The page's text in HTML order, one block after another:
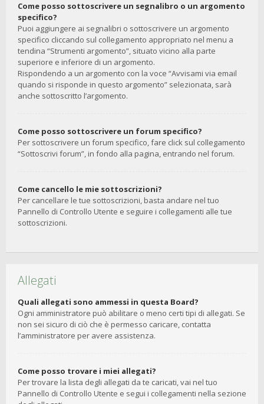
Come posso sottoscrivere un segnalibro o un argomento
specifico?
Puoi aggiungere ai segnalibri o sottoscrivere un argomento
specifico cliccando sul collegamento appropriato nel menu a
tendina “Strumenti argomento”, situato vicino alla parte
superiore e inferiore di un argomento.
Rispondendo a un argomento con la voce “Avvisami via email
quando si risponde in questo argomento” selezionata, sarà
anche sottoscritto l’argomento.
Come posso sottoscrivere un forum specifico?
Per sottoscrivere un forum specifico, fare click sul collegamento
“Sottoscrivi forum”, in fondo alla pagina, entrando nel forum.
Come cancello le mie sottoscrizioni?
Per cancellare le tue sottoscrizioni, basta andare nel tuo
Pannello di Controllo Utente e seguire i collegamenti alle tue
sottoscrizioni.
Allegati
Quali allegati sono ammessi in questa Board?
Ogni amministratore può abilitare o meno certi tipi di allegati. Se
non sei sicuro di ciò che è permesso caricare, contatta
l’amministratore per avere assistenza.
Come posso trovare i miei allegati?
Per trovare la lista degli allegati da te caricati, vai nel tuo
Pannello di Controllo Utente e segui i collegamenti nella sezione